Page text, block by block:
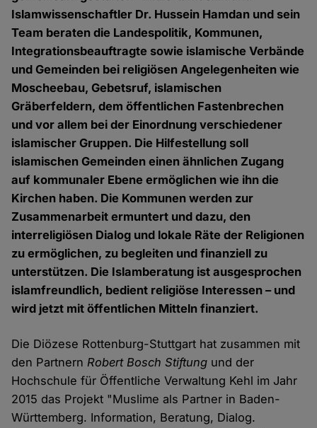
Islamwissenschaftler Dr. Hussein Hamdan und sein
Team beraten die Landespolitik, Kommunen,
Integrationsbeauftragte sowie islamische Verbände
und Gemeinden bei religiösen Angelegenheiten wie
Moscheebau, Gebetsruf, islamischen
Gräberfeldern, dem öffentlichen Fastenbrechen
und vor allem bei der Einordnung verschiedener
islamischer Gruppen. Die Hilfestellung soll
islamischen Gemeinden einen ähnlichen Zugang
auf kommunaler Ebene ermöglichen wie ihn die
Kirchen haben. Die Kommunen werden zur
Zusammenarbeit ermuntert und dazu, den
interreligiösen Dialog und lokale Räte der Religionen
zu ermöglichen, zu begleiten und finanziell zu
unterstützen. Die Islamberatung ist ausgesprochen
islamfreundlich, bedient religiöse Interessen – und
wird jetzt mit öffentlichen Mitteln finanziert.
Die Diözese Rottenburg-Stuttgart hat zusammen mit
den PartnernRobert Bosch Stiftung und der
Hochschule für Öffentliche Verwaltung Kehl im Jahr
2015 das Projekt "Muslime als Partner in Baden-
Württemberg. Information, Beratung, Dialog.